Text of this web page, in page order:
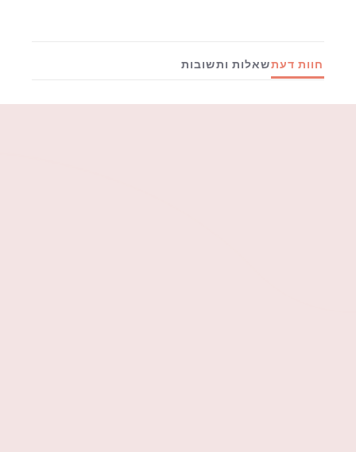
חוות דעתשאלות ותשובות